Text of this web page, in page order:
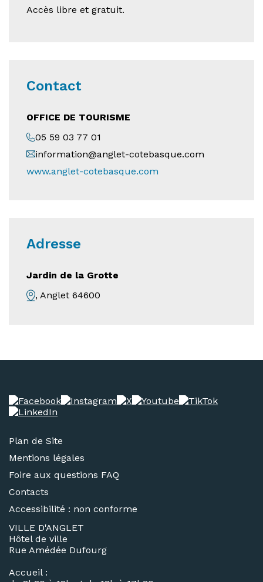
Accès libre et gratuit.
Contact
OFFICE DE TOURISME
05 59 03 77 01
information@anglet-cotebasque.com
www.anglet-cotebasque.com
Adresse
Jardin de la Grotte
, Anglet 64600
Plan de Site
Mentions légales
Foire aux questions FAQ
Contacts
Accessibilité : non conforme
VILLE D'ANGLET
Hôtel de ville
Rue Amédée Dufourg
Accueil :